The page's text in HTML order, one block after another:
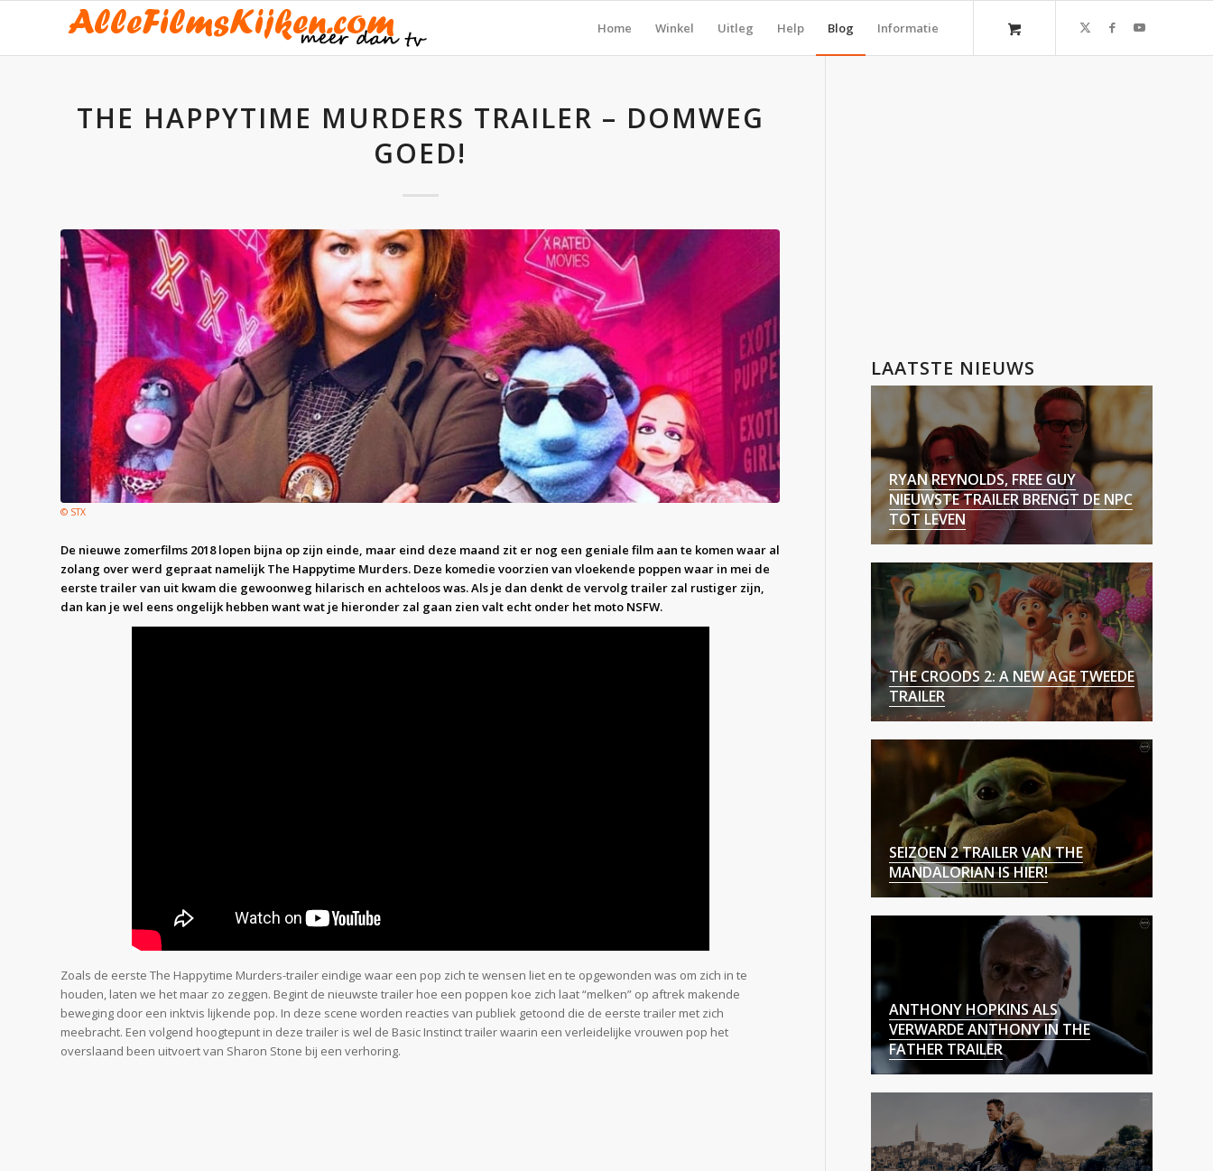
Home Winkel Uitleg Help Blog Informatie
THE HAPPYTIME MURDERS TRAILER – DOMWEG
GOED!
© STX
De nieuwe zomerfilms 2018 lopen bijna op zijn einde, maar eind deze maand zit er nog een geniale film aan te komen waar al
zolang over werd gepraat namelijk The Happytime Murders. Deze komedie voorzien van vloekende poppen waar in mei de
eerste trailer van uit kwam die gewoonweg hilarisch en achteloos was. Als je dan denkt de vervolg trailer zal rustiger zijn,
dan kan je wel eens ongelijk hebben want wat je hieronder zal gaan zien valt echt onder het moto NSFW.
Zoals de eerste The Happytime Murders-trailer eindige waar een pop zich te wensen liet en te opgewonden was om zich in te
houden, laten we het maar zo zeggen. Begint de nieuwste trailer hoe een poppen koe zich laat “melken” op aftrek makende
beweging door een inktvis lijkende pop. In deze scene worden reacties van publiek getoond die de eerste trailer met zich
meebracht. Een volgend hoogtepunt in deze trailer is wel de Basic Instinct trailer waarin een verleidelijke vrouwen pop het
overslaand been uitvoert van Sharon Stone bij een verhoring.
LAATSTE NIEUWS
RYAN REYNOLDS, FREE GUY
NIEUWSTE TRAILER BRENGT DE NPC
TOT LEVEN
THE CROODS 2: A NEW AGE TWEEDE
TRAILER
SEIZOEN 2 TRAILER VAN THE
MANDALORIAN IS HIER!
ANTHONY HOPKINS ALS
VERWARDE ANTHONY IN THE
FATHER TRAILER